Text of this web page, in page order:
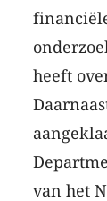
heeft
van het